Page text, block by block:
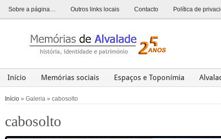
Sobre a página… Outros links locais Contacto Política de
Início Memórias sociais Espaços e Toponímia
Alvalade
Opinião
Início » Galeria » cabosolto
cabosolto